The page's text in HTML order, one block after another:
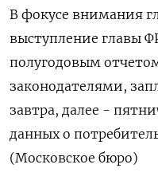
В фокусе внимания
выступление главы
полугодовым
законодателями,
завтра, далее -
данных о
(Московское бюро)